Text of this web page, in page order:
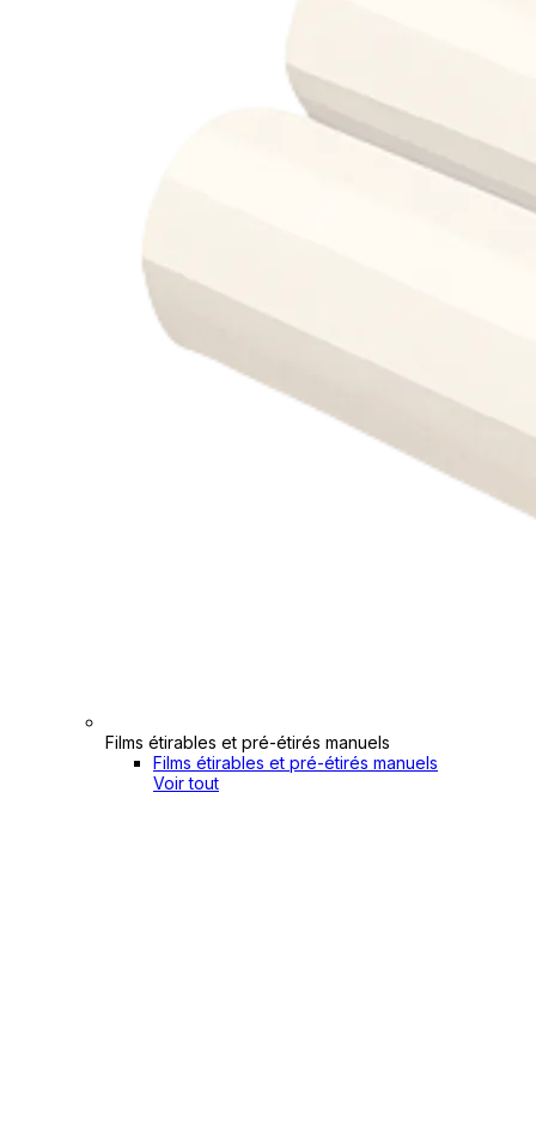
Films étirables et pré-étirés manuels
Films étirables et pré-étirés manuels
Voir tout